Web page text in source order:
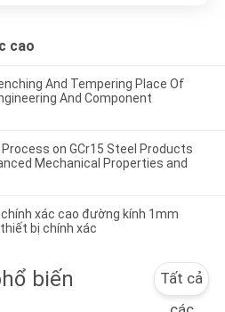
cao
And Tempering Place Of
And Component
on GCr15 Steel Products
Mechanical Properties and
xác cao đường kính 1mm
bị chính xác
biến
Tất cả